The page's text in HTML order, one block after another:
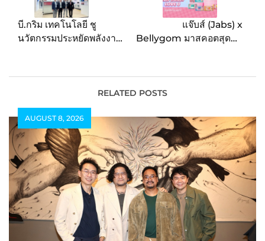
บี.กริม เทคโนโลยี ชู
นวัตกรรมประหยัดพลังงาน
มุ่งสู่การทำธุรกิจอย่าง
ยั่งยืน ภายในงาน NOVA
Expo 2025
แจ๊บส์ (Jabs) x
Bellygom มาสคอตสุดคิว
รัก
RELATED POSTS
AUGUST 8, 2026